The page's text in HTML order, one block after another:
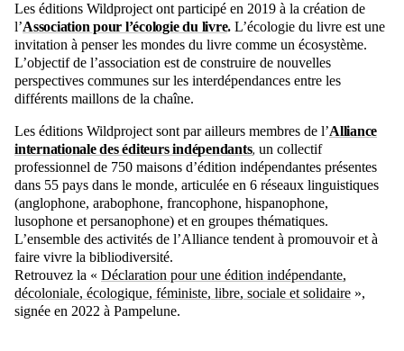
Les éditions Wildproject ont participé en 2019 à la création de
l’Association pour l’écologie du livre. L’écologie du livre est une
invitation à penser les mondes du livre comme un écosystème.
L’objectif de l’association est de construire de nouvelles
perspectives communes sur les interdépendances entre les
différents maillons de la chaîne.
Les éditions Wildproject sont par ailleurs membres de l’Alliance
internationale des éditeurs indépendants, un collectif
professionnel de 750 maisons d’édition indépendantes présentes
dans 55 pays dans le monde, articulée en 6 réseaux linguistiques
(anglophone, arabophone, francophone, hispanophone,
lusophone et persanophone) et en groupes thématiques.
L’ensemble des activités de l’Alliance tendent à promouvoir et à
faire vivre la bibliodiversité.
Retrouvez la « Déclaration pour une édition indépendante,
décoloniale, écologique, féministe, libre, sociale et solidaire »,
signée en 2022 à Pampelune.